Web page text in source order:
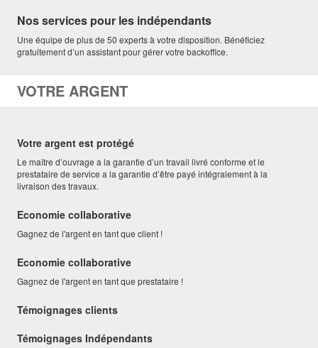
Nos services pour les indépendants
Une équipe de plus de 50 experts à votre disposition. Bénéficiez
gratuitement d’un assistant pour gérer votre backoffice.
VOTRE ARGENT
Votre argent est protégé
Le maître d’ouvrage a la garantie d’un travail livré conforme et le
prestataire de service a la garantie d’être payé intégralement à la
livraison des travaux.
Economie collaborative
Gagnez de l'argent en tant que client !
Economie collaborative
Gagnez de l'argent en tant que prestataire !
Témoignages clients
Témoignages Indépendants